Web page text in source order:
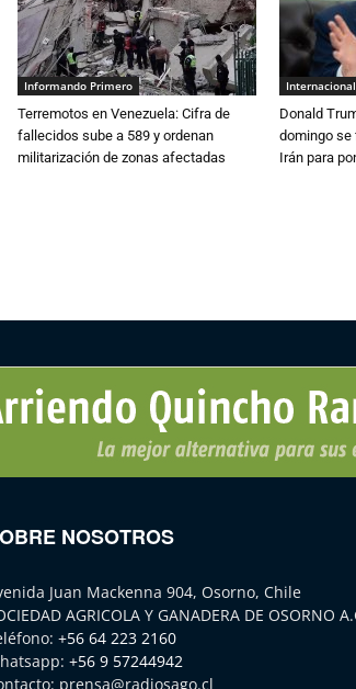
Informando Primero
Terremotos en Venezuela: Cifra de
fallecidos sube a 589 y ordenan
militarización de zonas afectadas
Internacional
Donald
domingo se
Irán para
NOSOTROS
Juan Mackenna 904, Osorno, Chile
AGRICOLA Y GANADERA DE OSORNO
+56 64 223 2160
+56 9 57244942
prensa@radiosago.cl